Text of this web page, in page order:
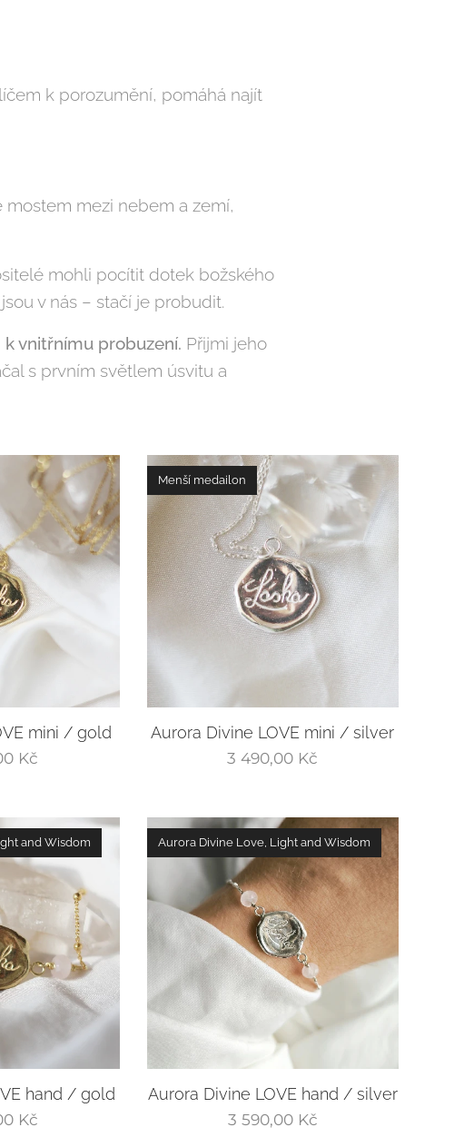
k porozumění, pomáhá najít
mostem mezi nebem a zemí,
mohli pocítit dotek božského
v nás – stačí je probudit.
vnitřnímu probuzení. Přijmi jeho
s prvním světlem úsvitu a
mini / gold
Kč
Aurora Divine LOVE mini / silver
Menší medailon
3 490,00 Kč
hand / gold
and Wisdom
Kč
Aurora Divine LOVE hand / silver
Aurora Divine Love, Light and Wisdom
3 590,00Kč